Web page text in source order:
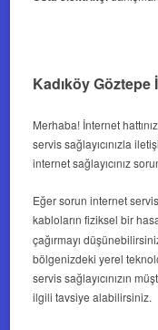
Kadıköy Göztepe
Merhaba! İnternet
servis sağlayıcınızla
internet sağlayıcınız
Eğer sorun internet servis
kabloların fiziksel bir
çağırmayı
bölgenizdeki yerel
servis sağlayıcınızın
ilgili tavsiye alabilirsiniz.